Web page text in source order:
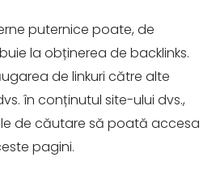
puternice poate, de
la obținerea de backlinks.
de linkuri către alte
în conținutul site-ului dvs.,
de căutare să poată accesa
pagini.